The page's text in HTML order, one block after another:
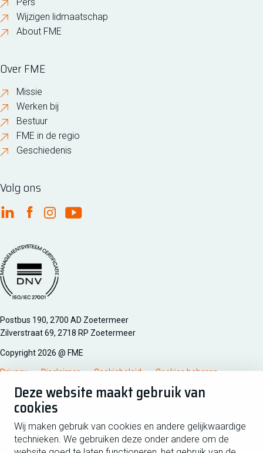
Deze website maakt gebruik van
cookies
Wij maken gebruik van cookies en andere gelijkwaardige
technieken. We gebruiken deze onder andere om de
Wijzigen lidmaatschap
About FME
Over FME
Missie
Werken bij
Bestuur
FME in de regio
Geschiedenis
Volg ons
FME Linkedin
FME Facebook
FME Instagram
FME Youtube
Managementsyteem certificatie DNV iso/iec 27001
Postbus 190, 2700 AD Zoetermeer
Zilverstraat 69, 2718 RP Zoetermeer
Copyright 2026 @ FME
Privacy Disclaimer Cookiebeleid Cookies beheren
Schrijf je in voor de nieuwsbrief
Voornaam